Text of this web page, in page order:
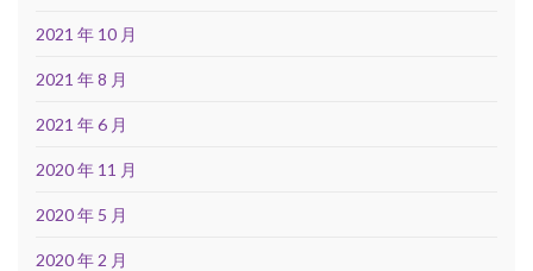
2021 年 10 月
2021 年 8 月
2021 年 6 月
2020 年 11 月
2020 年 5 月
2020 年 2 月